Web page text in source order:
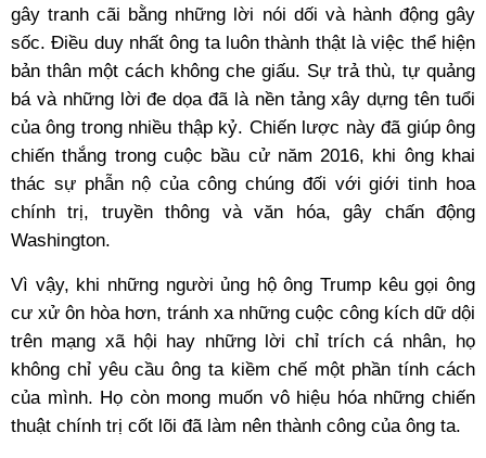
gây tranh cãi bằng những lời nói dối và hành động gây
sốc. Điều duy nhất ông ta luôn thành thật là việc thể hiện
bản thân một cách không che giấu. Sự trả thù, tự quảng
bá và những lời đe dọa đã là nền tảng xây dựng tên tuổi
của ông trong nhiều thập kỷ. Chiến lược này đã giúp ông
chiến thắng trong cuộc bầu cử năm 2016, khi ông khai
thác sự phẫn nộ của công chúng đối với giới tinh hoa
chính trị, truyền thông và văn hóa, gây chấn động
Washington.
Vì vậy, khi những người ủng hộ ông Trump kêu gọi ông
cư xử ôn hòa hơn, tránh xa những cuộc công kích dữ dội
trên mạng xã hội hay những lời chỉ trích cá nhân, họ
không chỉ yêu cầu ông ta kiềm chế một phần tính cách
của mình. Họ còn mong muốn vô hiệu hóa những chiến
thuật chính trị cốt lõi đã làm nên thành công của ông ta.